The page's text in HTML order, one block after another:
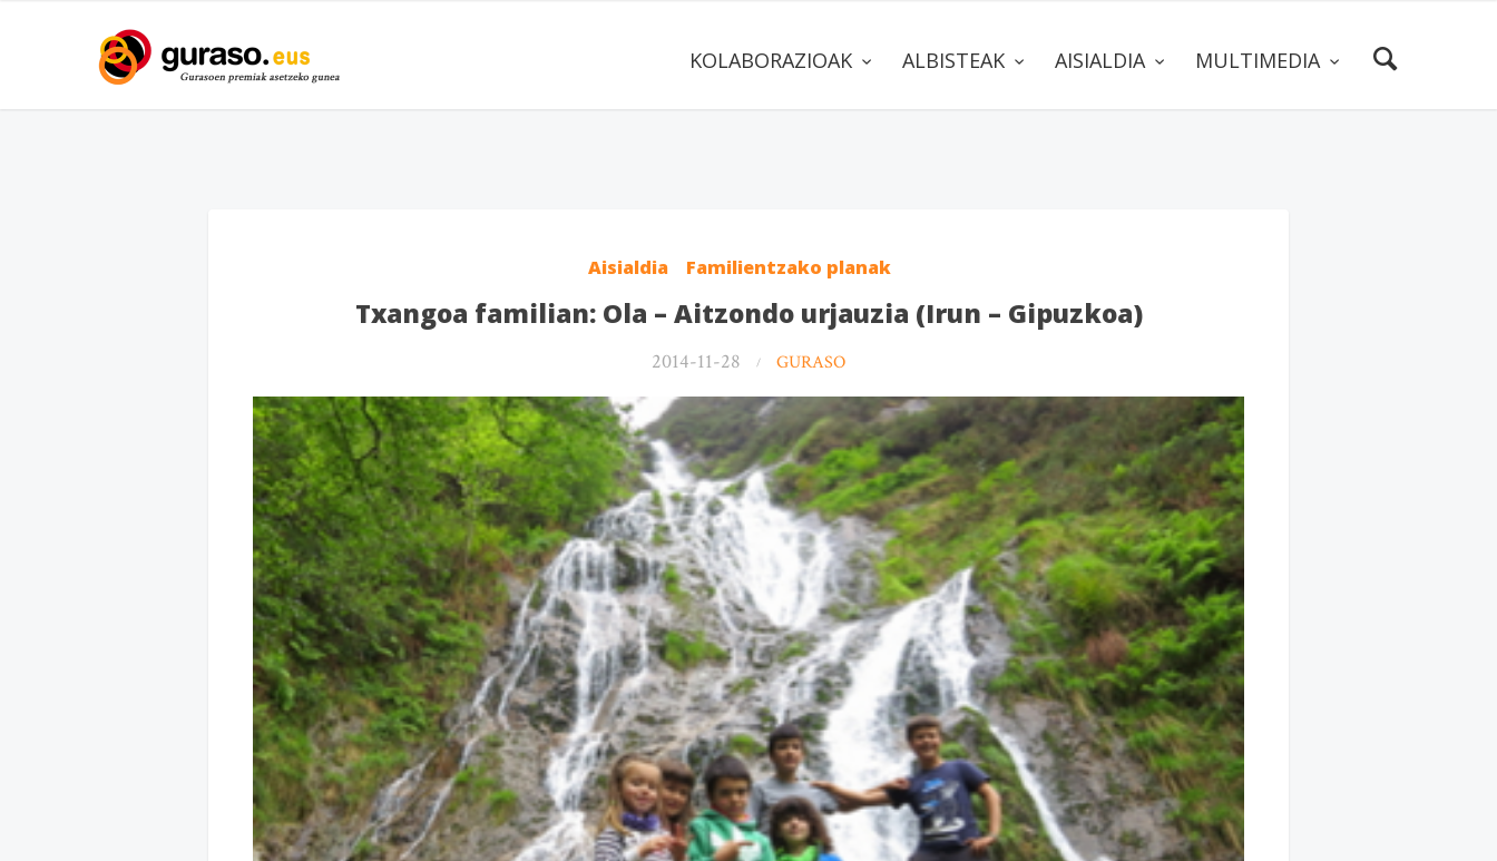
KOLABORAZIOAK ALBISTEAK AISIALDIA MULTIMEDIA
Aisialdia Familientzako planak
Txangoa familian: Ola – Aitzondo urjauzia (Irun – Gipuzkoa)
2014-11-28 GURASO